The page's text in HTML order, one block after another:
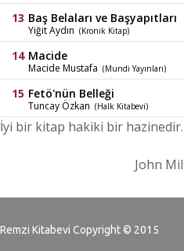
Baş Belaları ve Başyapıtları
Yiğit Aydın (Kronik Kitap)
Macide
Macide Mustafa (Mundi Yayınları)
Fetö'nün Belleği
Tuncay Özkan (Halk Kitabevi)
İyi bir kitap hakiki bir hazinedir.
John
Remzi Kitabevi Copyright © 2015